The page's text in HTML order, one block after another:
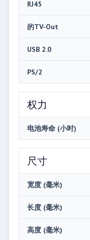
RJ45
的TV-Out
USB 2.0
PS/2
权力
电池寿命 (小时)
尺寸
宽度 (毫米)
长度 (毫米)
高度 (毫米)